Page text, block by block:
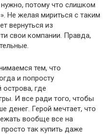
нужно, потому что слишком
Не желая мириться с таким
вернуться из
свои компании. Правда,
тем, что
и попросту
где
И все ради того, чтобы
денег. Герой мечтает, что
вообще все на
так купить даже